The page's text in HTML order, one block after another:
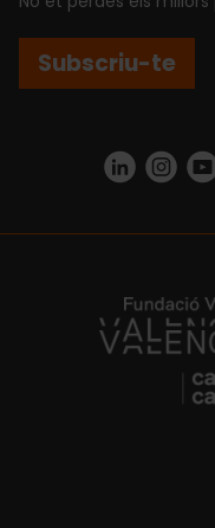
Subscriu-te
https://www.linkedin.com/company/
https://
https://